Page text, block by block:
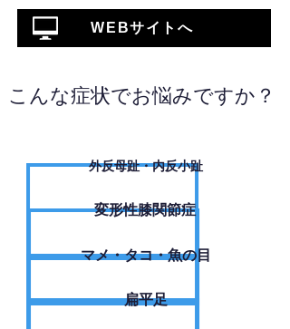
WEBサイトへ
こんな症状でお悩みですか？
外反母趾・内反小趾
変形性膝関節症
​マメ・タコ・魚の目
扁平足